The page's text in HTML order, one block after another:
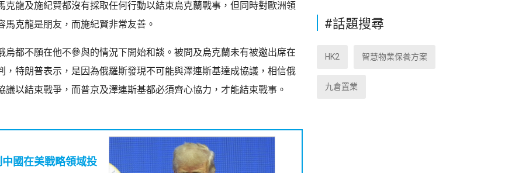
克龍及施紀賢都沒有採取任何行動以結束烏克蘭戰事，但同時對歐洲領
馬克龍是朋友，而施紀賢非常友善。
烏都不願在他不參與的情況下開始和談。被問及烏克蘭未有被邀出席在
，特朗普表示，是因為俄羅斯發現不可能與澤連斯基達成協議，相信俄
議以結束戰爭，而普京及澤連斯基都必須齊心協力，才能結束戰事。
國在美戰略領域投
#話題搜尋
HK2 智慧物業保養方案
九倉置業